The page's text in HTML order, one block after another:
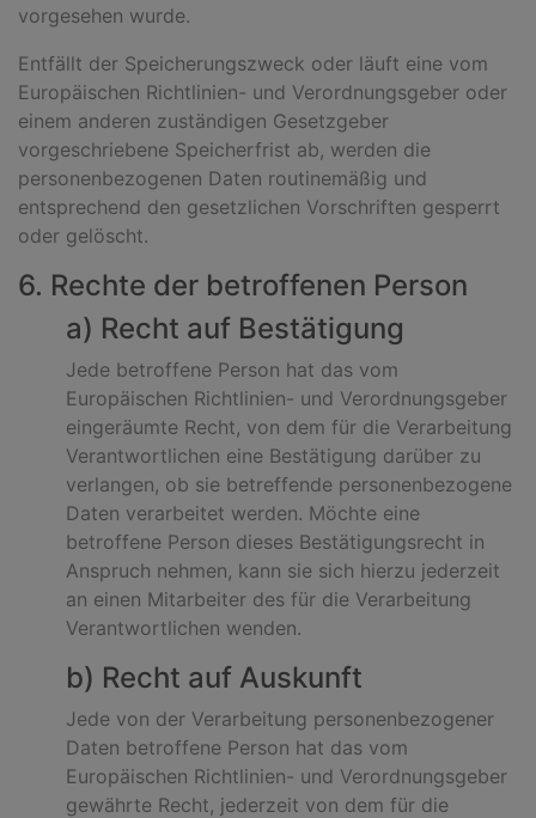
vorgesehen wurde.
Entfällt der Speicherungszweck oder läuft eine vom
Europäischen Richtlinien- und Verordnungsgeber oder
einem anderen zuständigen Gesetzgeber
vorgeschriebene Speicherfrist ab, werden die
personenbezogenen Daten routinemäßig und
entsprechend den gesetzlichen Vorschriften gesperrt
oder gelöscht.
6. Rechte der betroffenen Person
a) Recht auf Bestätigung
Jede betroffene Person hat das vom
Europäischen Richtlinien- und Verordnungsgeber
eingeräumte Recht, von dem für die Verarbeitung
Verantwortlichen eine Bestätigung darüber zu
verlangen, ob sie betreffende personenbezogene
Daten verarbeitet werden. Möchte eine
betroffene Person dieses Bestätigungsrecht in
Anspruch nehmen, kann sie sich hierzu jederzeit
an einen Mitarbeiter des für die Verarbeitung
Verantwortlichen wenden.
b) Recht auf Auskunft
Jede von der Verarbeitung personenbezogener
Daten betroffene Person hat das vom
Europäischen Richtlinien- und Verordnungsgeber
gewährte Recht, jederzeit von dem für die